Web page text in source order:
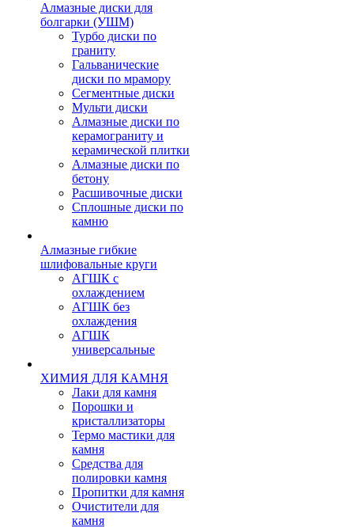
Алмазные диски для
болгарки (УШМ)
Турбо диски по
граниту
Гальванические
диски по мрамору
Сегментные диски
Мульти диски
Алмазные диски по
керамограниту и
керамической плитки
Алмазные диски по
бетону
Расшивочные диски
Сплошные диски по
камню
Алмазные гибкие
шлифовальные круги
АГШК с
охлаждением
АГШК без
охлаждения
АГШК
универсальные
ХИМИЯ ДЛЯ КАМНЯ
Лаки для камня
Порошки и
кристаллизаторы
Термо мастики для
камня
Средства для
полировки камня
Пропитки для камня
Очистители для
камня